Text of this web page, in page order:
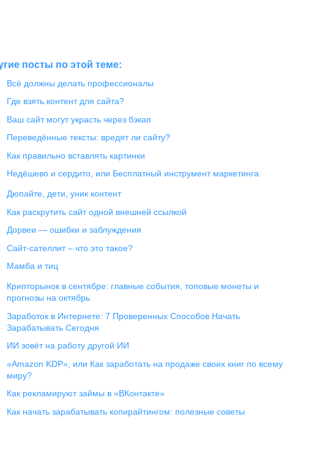
посты по этой теме:
Всё должны делать профессионалы
Где взять контент для сайта?
Ваш сайт могут украсть через бэкап
Переведённые тексты: вредят ли сайту?
Как правильно вставлять картинки
Недёшево и сердито, или Бесплатный инструмент маркетинга
Дюпайте, дети, уник контент
Как раскрутить сайт одной внешней ссылкой
Дорвеи — ошибки и заблуждения
Сайт-сателлит – что это такое?
Мамба и тиц
Крипторынок в сентябре: главные события, топовые монеты и
прогнозы на октябрь
Заработок в Интернете: 7 Проверенных Способов Начать
Зарабатывать Сегодня
ИИ зовёт на работу другой ИИ
«Amazon KDP», или Как заработать на продаже своих книг по всему
миру?
Как рекламируют займы в «ВКонтакте»
Как начать зарабатывать копирайтингом: полезные советы